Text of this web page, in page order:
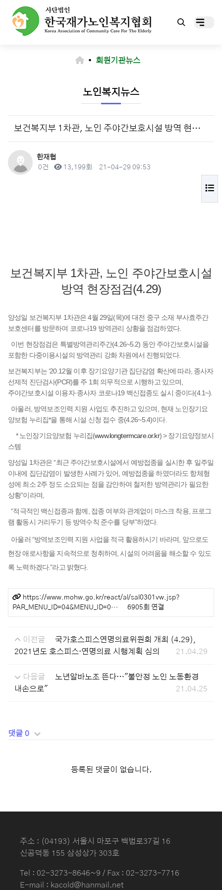
▪ 회원기관뉴스
노인복지뉴스
보건복지부 1차관, 노인 주야간보호시설 방역 현장점검(4.29)
작성자
한재협
댓글
0건 조회13,199회 작성일
21-04-29 09:53
보건복지부 1차관, 노인 주야간보호시설
방역 현장점검(4.29)
양성일 보건복지부 1차관은 4월 29일(목)에 대전 중구 소재 부사효주간
보호센터를 방문하여 코로나19 방역관리 상황을 점검하였다.
이번 현장점검은 특별방역관리주간(4.26~5.2) 동안 주야간보호시설을
포함한 다중이용시설의 방역관리 강화 차원에서 진행되었다.
보건복지부는 ‘20.12월 이후 장기요양기관 집단감염 확산에 따라, 종사자
선제적 진단검사(PCR)를 주 1회 의무적으로 시행하고 있으며,
주야간보호시설 이용자·종사자 코로나19 백신접종도 실시 중이다(4.1~).
아울러, 방역보조인력 지원 사업도 추진하고 있으며, 현재 노인장기요
양보험 누리집*을 통해 시설 신청 접수 중(4.26~5.4)이다.
* 노인장기요양보험 누리집(www.longtermcare.or.kr) > 장기요양정보시
스템
양성일 1차관은 “최근 주야간보호시설에서 예방접종을 실시한 후 일주일
이내에 집단감염이 발생한 사례가 있어, 예방접종을 하였더라도 항체형
성에 최소 2주 정도 소요되는 점을 감안하여 철저한 방역관리가 필요한
상황”이라며,
“적극적인 백신접종과 함께, 접종 여부와 관계없이 마스크 착용, 프로그
램 활동시 거리두기 등 방역수칙 준수를 당부”하였다.
아울러 “방역보조인력 지원 사업을 적극 활용하시기 바라며, 앞으로도
현장 애로사항을 지속적으로 청취하여, 시설의 어려움을 해소할 수 있도
록 노력하겠다.”라고 밝혔다.
관련링크https://www.mohw.go.kr/react/al/sal0301vw.jsp?
PAR_MENU_ID=04&MENU_ID=0…
6905회 연결
이전글
국가호스피스연명의료위원회 개최 (4.29),
2021년도 호스피스·연명의료 시행계획 심의
21.04.29
다음글
노년알바노조 뜬다…"불안정 노인 노동환경
내손으로"
21.04.25
댓글 0
등록된 댓글이 없습니다.
주소 : (04193) 서울시 마포구 백범로37길 16
신공덕동 155 삼성상가 303호
Tel : 02-3273-8646~9 / Fax : 02-3273-7716
E-mail : kacold@hanmail.net